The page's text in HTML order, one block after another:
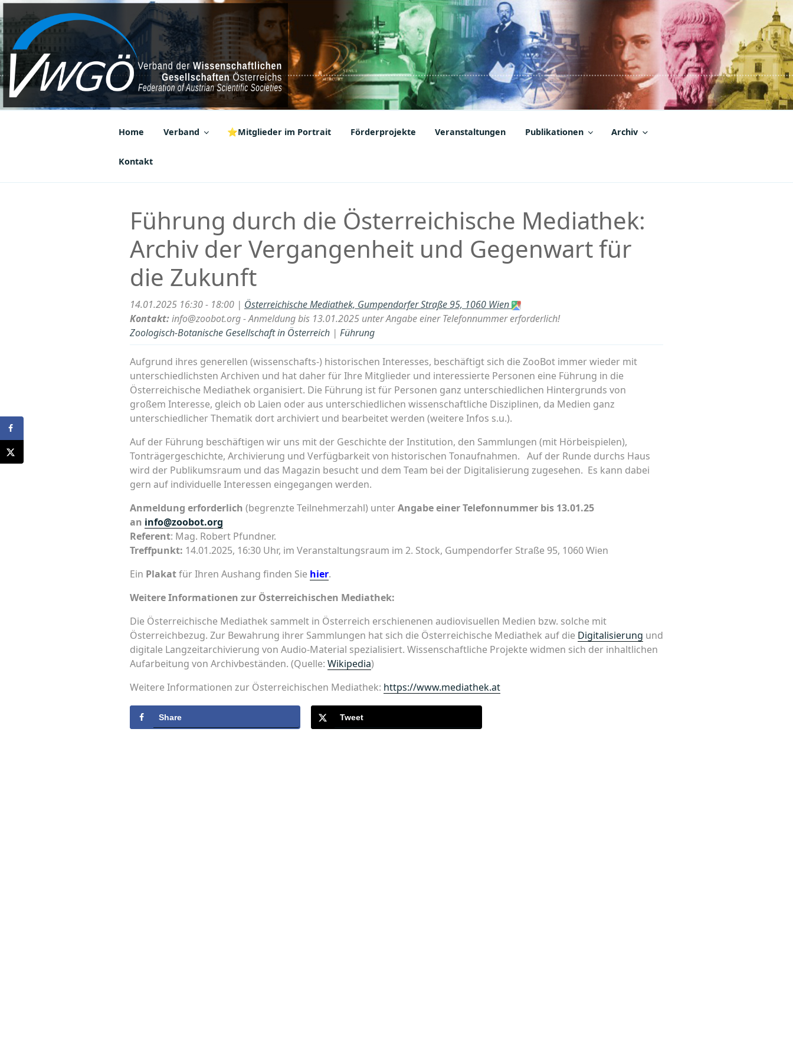
Zum
Inhalt
springen
VWGÖ
Federation of Austrian Scientific Societies
Home Verband ⭐Mitglieder im Portrait Förderprojekte Veranstaltungen Publikationen Archiv
Kontakt
Führung durch die Österreichische Mediathek:
Archiv der Vergangenheit und Gegenwart für
die Zukunft
14.01.2025 16:30 - 18:00 | Österreichische Mediathek, Gumpendorfer Straße 95, 1060 Wien
Kontakt:info@zoobot.org - Anmeldung bis 13.01.2025 unter Angabe einer Telefonnummer erforderlich!
Zoologisch-Botanische Gesellschaft in Österreich | Führung
Aufgrund ihres generellen (wissenschafts-) historischen Interesses, beschäftigt sich die ZooBot immer wieder mit
unterschiedlichsten Archiven und hat daher für Ihre Mitglieder und interessierte Personen eine Führung in die
Österreichische Mediathek organisiert. Die Führung ist für Personen ganz unterschiedlichen Hintergrunds von
großem Interesse, gleich ob Laien oder aus unterschiedlichen wissenschaftliche Disziplinen, da Medien ganz
unterschiedlicher Thematik dort archiviert und bearbeitet werden (weitere Infos s.u.).
Auf der Führung beschäftigen wir uns mit der Geschichte der Institution, den Sammlungen (mit Hörbeispielen),
Tonträgergeschichte, Archivierung und Verfügbarkeit von historischen Tonaufnahmen. Auf der Runde durchs Haus
wird der Publikumsraum und das Magazin besucht und dem Team bei der Digitalisierung zugesehen. Es kann dabei
gern auf individuelle Interessen eingegangen werden.
Anmeldung erforderlich (begrenzte Teilnehmerzahl) unterAngabe einer Telefonnummer bis 13.01.25
an info@zoobot.org
Referent: Mag. Robert Pfundner.
Treffpunkt: 14.01.2025, 16:30 Uhr, im Veranstaltungsraum im 2. Stock, Gumpendorfer Straße 95, 1060 Wien
Ein Plakatfür Ihren Aushang finden Sie hier.
Weitere Informationen zur Österreichischen Mediathek:
Die Österreichische Mediathek sammelt in Österreich erschienenen audiovisuellen Medien bzw. solche mit
Österreichbezug. Zur Bewahrung ihrer Sammlungen hat sich die Österreichische Mediathek auf die Digitalisierung und
digitale Langzeitarchivierung von Audio-Material spezialisiert. Wissenschaftliche Projekte widmen sich der inhaltlichen
Aufarbeitung von Archivbeständen. (Quelle: Wikipedia)
Weitere Informationen zur Österreichischen Mediathek: https://www.mediathek.at
Share Tweet